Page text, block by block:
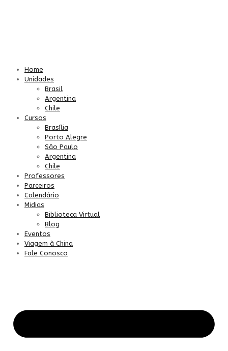
Home
Unidades
Brasil
Argentina
Chile
Cursos
Brasília
Porto Alegre
São Paulo
Argentina
Chile
Professores
Parceiros
Calendário
Midias
Biblioteca Virtual
Blog
Eventos
Viagem à China
Fale Conosco